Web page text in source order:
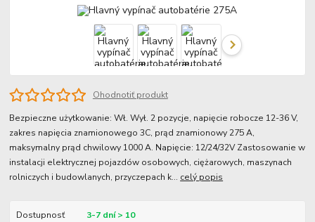
Ohodnotiť produkt
Bezpieczne użytkowanie: Wł. Wył. 2 pozycje, napięcie robocze 12-36 V,
zakres napięcia znamionowego 3C, prąd znamionowy 275 A,
maksymalny prąd chwilowy 1000 A. Napięcie: 12/24/32V Zastosowanie w
instalacji elektrycznej pojazdów osobowych, ciężarowych, maszynach
rolniczych i budowlanych, przyczepach k... celý popis
Dostupnosť 3-7 dní > 10